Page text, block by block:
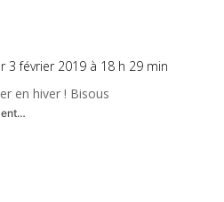
3 février 2019 à 18 h 29 min
en hiver ! Bisous